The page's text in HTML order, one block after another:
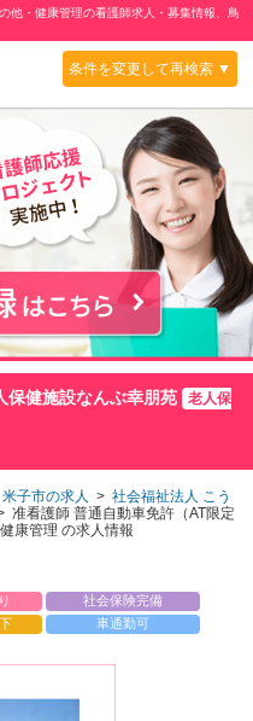
他・健康管理の看護師求人・募集情報、鳥
条件を変更して再検索 ▼
保健施設なんぶ幸朋苑 老人保
米子市の求人 > 社会福祉法人 こう
准看護師 普通自動車免許（AT限定
康管理 の求人情報
社会保険完備
車通勤可